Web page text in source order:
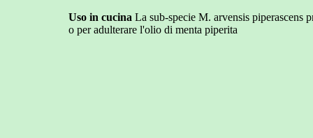
Uso in cucina La sub-specie M. arvensis piperascens
o per adulterare l'olio di menta piperita